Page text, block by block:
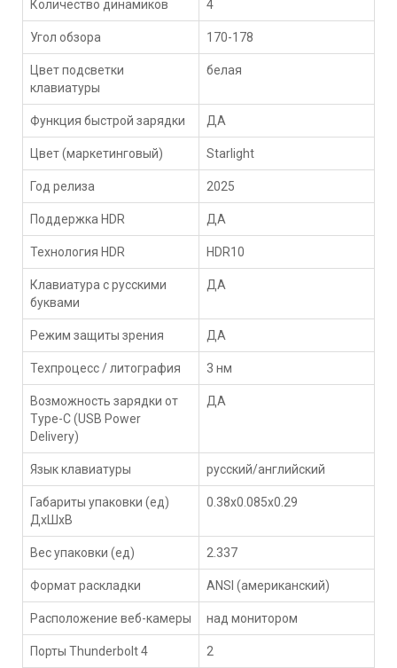
Количество динамиков 4
Угол обзора 170-178
Цвет подсветки
клавиатуры
белая
Функция быстрой зарядки ДА
Цвет (маркетинговый) Starlight
Год релиза 2025
Поддержка HDR ДА
Технология HDR HDR10
Клавиатура с русскими
буквами
ДА
Режим защиты зрения ДА
Техпроцесс / литография 3 нм
Возможность зарядки от
Type-C (USB Power
Delivery)
ДА
Язык клавиатуры русский/английский
Габариты упаковки (ед)
ДхШхВ
0.38x0.085x0.29
Вес упаковки (ед) 2.337
Формат раскладки ANSI (американский)
Расположение веб-камеры над монитором
Порты Thunderbolt 4 2